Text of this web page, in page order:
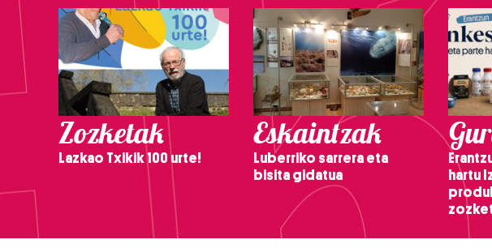
Zozketak
Lazkao Txikik 100 urte!
Eskaintzak
Luberriko sarrera eta
bisita gidatua
hartu